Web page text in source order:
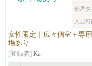
部屋タ
入居可
女性限定｜広々個室＋専
場あり
[登録者] Ka